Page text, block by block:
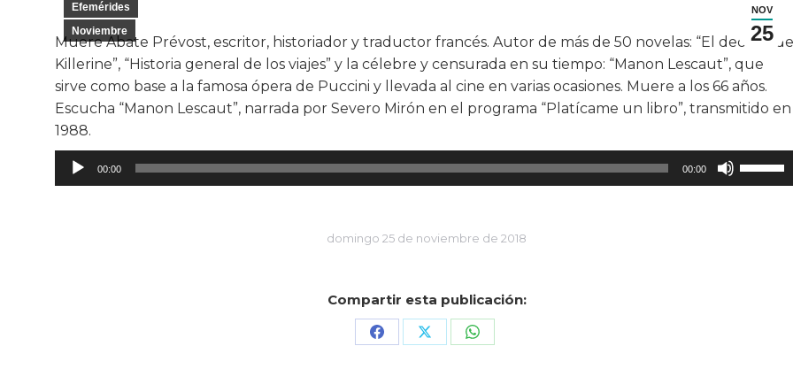
NOV
25
Efemérides
Noviembre
Muere Abate Prévost, escritor, historiador y traductor francés. Autor de más de 50 novelas: “El decano de
Killerine”, “Historia general de los viajes” y la célebre y censurada en su tiempo: “Manon Lescaut”, que
sirve como base a la famosa ópera de Puccini y llevada al cine en varias ocasiones. Muere a los 66 años.
Escucha “Manon Lescaut”, narrada por Severo Mirón en el programa “Platícame un libro”, transmitido en
1988.
Reproductor
de
00:00 00:00
las
domingo 25 de noviembre de 2018
Compartir esta publicación:
Share Share Share